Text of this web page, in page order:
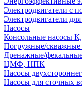
Электродвигатели с
Электродвигатели
Насосы
Консольные насосы
Погружные/
Дренажные/
ЦМФ, НПК
Насосы
Насосы для сточных